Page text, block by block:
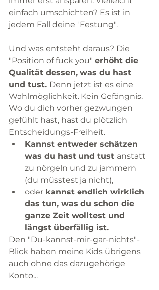
einfach umschichten? Es ist in
jedem Fall deine "Festung".
Und was entsteht daraus? Die
"Position of fuck you" erhöht die
Qualität dessen, was du hast
und tust. Denn jetzt ist es eine
Wahlmöglichkeit. Kein Gefängnis.
Wo du dich vorher gezwungen
gefühlt hast, hast du plötzlich
Entscheidungs-Freiheit.
Kannst entweder schätzen
was du hast und tust anstatt
zu nörgeln und zu jammern
(du müsstest ja nicht),
oder kannst endlich wirklich
das tun, was du schon die
ganze Zeit wolltest und
längst überfällig ist.
Den "Du-kannst-mir-gar-nichts"-
Blick haben meine Kids übrigens
auch ohne das dazugehörige
Konto...